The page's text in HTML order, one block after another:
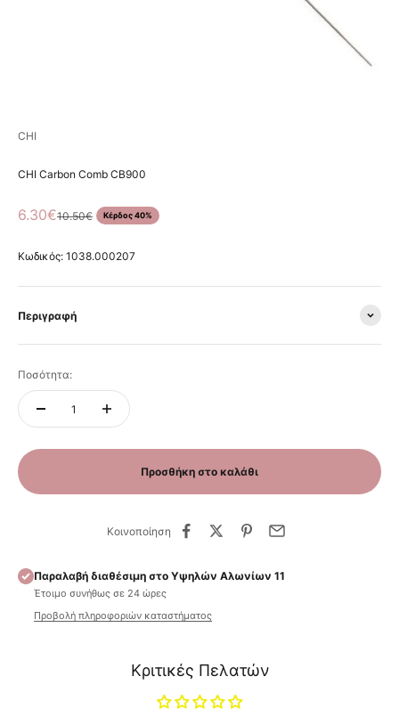
CHI
CHI Carbon Comb CB900
Τιμή πώλησης
6.30€Κανονική τιμή
10.50€ Κέρδος 40%
Κωδικός: 1038.000207
Περιγραφή
Ποσότητα:
Προσθήκη στο καλάθι
Κοινοποίηση
Παραλαβή διαθέσιμη στο Υψηλών Αλωνίων 11
Έτοιμο συνήθως σε 24 ώρες
Προβολή πληροφοριών καταστήματος
Κριτικές Πελατών